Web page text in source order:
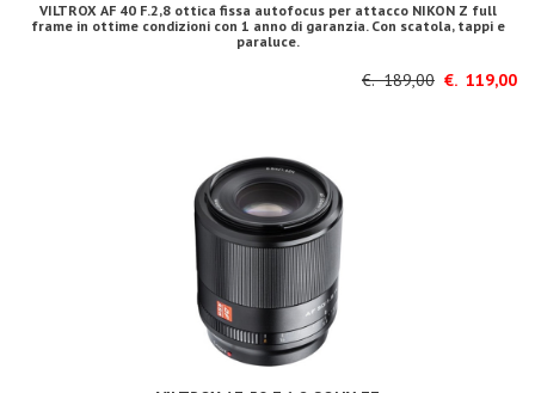
VILTROX AF 40 F.2,8 ottica fissa autofocus per attacco NIKON Z full
frame in ottime condizioni con 1 anno di garanzia. Con scatola, tappi e
paraluce.
€. 189,00 €. 119,00